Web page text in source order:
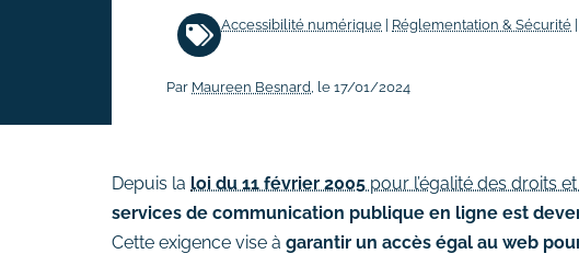
emailing
# Formation gestion de sites
# Formation Photoshop
# Formation Intelligence
Artificielle
Accessibilité numérique Réglementation & Sécurité
Par Maureen Besnard, le 17/01/2024
Depuis la loi du 11 février 2005 pour l’égalité des droits
services de communication publique en ligne est
Cette exigence vise à garantir un accès égal au web